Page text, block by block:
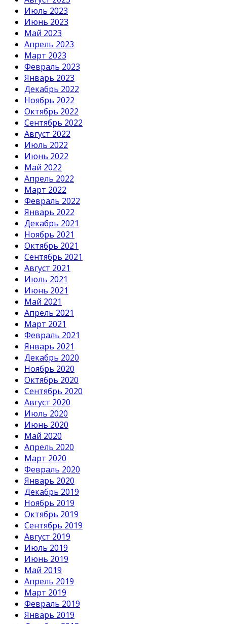
Июль 2023
Июнь 2023
Май 2023
Апрель 2023
Март 2023
Февраль 2023
Январь 2023
Декабрь 2022
Ноябрь 2022
Октябрь 2022
Сентябрь 2022
Август 2022
Июль 2022
Июнь 2022
Май 2022
Апрель 2022
Март 2022
Февраль 2022
Январь 2022
Декабрь 2021
Ноябрь 2021
Октябрь 2021
Сентябрь 2021
Август 2021
Июль 2021
Июнь 2021
Май 2021
Апрель 2021
Март 2021
Февраль 2021
Январь 2021
Декабрь 2020
Ноябрь 2020
Октябрь 2020
Сентябрь 2020
Август 2020
Июль 2020
Июнь 2020
Май 2020
Апрель 2020
Март 2020
Февраль 2020
Январь 2020
Декабрь 2019
Ноябрь 2019
Октябрь 2019
Сентябрь 2019
Август 2019
Июль 2019
Июнь 2019
Май 2019
Апрель 2019
Март 2019
Февраль 2019
Январь 2019